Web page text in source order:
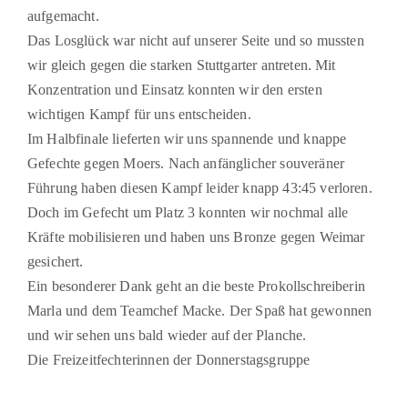
aufgemacht.
Das Losglück war nicht auf unserer Seite und so mussten
wir gleich gegen die starken Stuttgarter antreten. Mit
Konzentration und Einsatz konnten wir den ersten
wichtigen Kampf für uns entscheiden.
Im Halbfinale lieferten wir uns spannende und knappe
Gefechte gegen Moers. Nach anfänglicher souveräner
Führung haben diesen Kampf leider knapp 43:45 verloren.
Doch im Gefecht um Platz 3 konnten wir nochmal alle
Kräfte mobilisieren und haben uns Bronze gegen Weimar
gesichert.
Ein besonderer Dank geht an die beste Prokollschreiberin
Marla und dem Teamchef Macke. Der Spaß hat gewonnen
und wir sehen uns bald wieder auf der Planche.
Die Freizeitfechterinnen der Donnerstagsgruppe